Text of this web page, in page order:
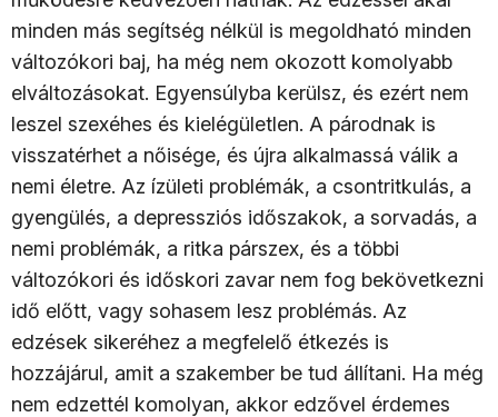
minden más segítség nélkül is megoldható minden
változókori baj, ha még nem okozott komolyabb
elváltozásokat. Egyensúlyba kerülsz, és ezért nem
leszel szexéhes és kielégületlen. A párodnak is
visszatérhet a nőisége, és újra alkalmassá válik a
nemi életre. Az ízületi problémák, a csontritkulás, a
gyengülés, a depressziós időszakok, a sorvadás, a
nemi problémák, a ritka párszex, és a többi
változókori és időskori zavar nem fog bekövetkezni
idő előtt, vagy sohasem lesz problémás. Az
edzések sikeréhez a megfelelő étkezés is
hozzájárul, amit a szakember be tud állítani. Ha még
nem edzettél komolyan, akkor edzővel érdemes